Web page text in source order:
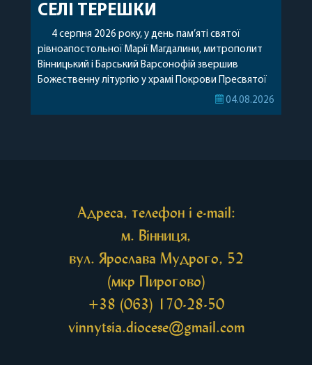
СЕЛІ ТЕРЕШКИ
4 серпня 2026 року, у день пам’яті святої
рівноапостольної Марії Магдалини, митрополит
Вінницький і Барський Варсонофій звершив
Божественну літургію у храмі Покрови Пресвятої
Богородиці села Терешки Барського благочиння.
04.08.2026
Адреса, телефон і e-mail:
м. Вінниця,
вул. Ярослава Мудрого, 52
(мкр Пирогово)
+38 (063) 170-28-50
vinnytsia.diocese@gmail.com